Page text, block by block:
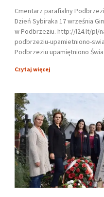
Cmentarz parafialny
Dzień Sybiraka 17 września
w Podbrzeziu. http://l24.lt/pl/
podbrzeziu-upamietniono-
Podbrzeziu upamiętniono
Czytaj więcej